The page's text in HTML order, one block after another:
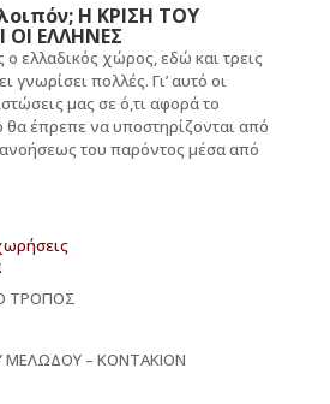
Η ΚΡΙΣΗ ΤΟΥ
ΟΙ ΕΛΛΗΝΕΣ
ο ελλαδικός χώρος, εδώ και τρεις
γνωρίσει πολλές. Γι’ αυτό οι
μας σε ό,τι αφορά το
θα έπρεπε να υποστηρίζονται από
του παρόντος μέσα από
ΤΡΟΠΟΣ
ΜΕΛΩΔΟΥ – ΚΟΝΤΑΚΙΟΝ